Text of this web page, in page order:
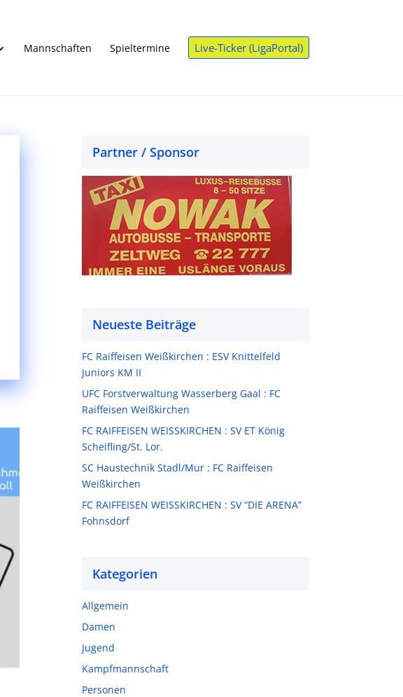
Mannschaften Spieltermine Live-Ticker (LigaPortal)
Partner / Sponsor
Neueste Beiträge
FC Raiffeisen Weißkirchen : ESV Knittelfeld
Juniors KM II
UFC Forstverwaltung Wasserberg Gaal : FC
Raiffeisen Weißkirchen
FC RAIFFEISEN WEISSKIRCHEN : SV ET König
Scheifling/St. Lor.
SC Haustechnik Stadl/Mur : FC Raiffeisen
Weißkirchen
FC RAIFFEISEN WEISSKIRCHEN : SV “DIE ARENA”
Fohnsdorf
Kategorien
Allgemein
Damen
Jugend
Kampfmannschaft
Personen